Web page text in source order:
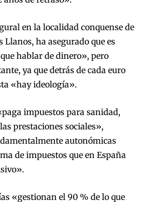
en la localidad conquense de
Llanos, ha asegurado que es
hablar de dinero», pero
ya que detrás de cada euro
«hay ideología».
impuestos para sanidad,
prestaciones sociales»,
autonómicas
de impuestos que en España
«gestionan el 90 % de lo que